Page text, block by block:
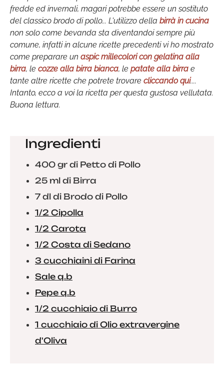
fredde ed invernali, magari potrebbe essere un sostituto
del classico brodo di pollo... L'utilizzo della birrà in cucina
non solo come bevanda sta diventandoi sempre più
comune, infatti in alcune ricette precedenti vi ho mostrato
come preparare un aspic millecolori con gelatina alla
birra, le cozze alla birra bianca, le patate alla birra e
tante altre ricette che potrete trovare cliccando qui....
Intanto, ecco a voi la ricetta per questa gustosa vellutata.
Buona lettura.
Ingredienti
400 gr di Petto di Pollo
25 ml di Birra
7 dl di Brodo di Pollo
1/2 Cipolla
1/2 Carota
1/2 Costa di Sedano
3 cucchiaini di Farina
Sale q.b
Pepe q.b
1/2 cucchiaio di Burro
1 cucchiaio di Olio extravergine
d'Oliva